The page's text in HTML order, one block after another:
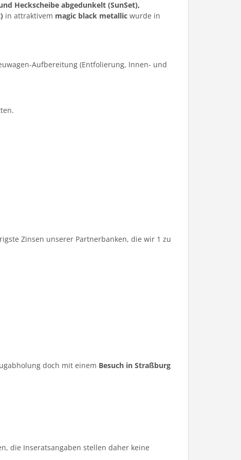
Heckscheibe abgedunkelt (SunSet),
in attraktivem magic black metallic wurde in
Aufbereitung (Entfolierung, Innen- und
Zinsen unserer Partnerbanken, die wir 1 zu
doch mit einem Besuch in Straßburg
die Inseratsangaben stellen daher keine